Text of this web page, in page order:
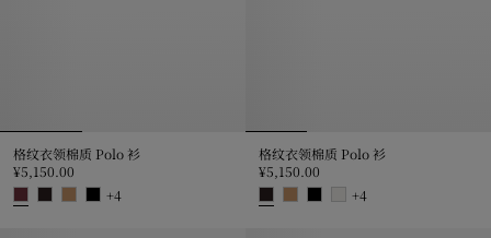
格纹衣领棉质 Polo 衫
¥5,150.00
+4
格纹衣领棉质 Polo 衫
¥5,150.00
+4